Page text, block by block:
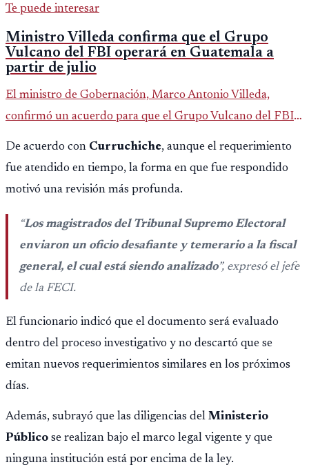
Te puede interesar
Ministro Villeda confirma que el Grupo
Vulcano del FBI operará en Guatemala a
partir de julio
El ministro de Gobernación, Marco Antonio Villeda,
confirmó un acuerdo para que el Grupo Vulcano del FBI
opere en Guatemala a partir de julio, tras un intento
fallido con la administración anterior del Ministerio
Público.
De acuerdo con Curruchiche, aunque el requerimiento
fue atendido en tiempo, la forma en que fue respondido
motivó una revisión más profunda.
“Los magistrados del Tribunal Supremo Electoral
enviaron un oficio desafiante y temerario a la fiscal
general, el cual está siendo analizado”, expresó el jefe
de la FECI.
El funcionario indicó que el documento será evaluado
dentro del proceso investigativo y no descartó que se
emitan nuevos requerimientos similares en los próximos
días.
Además, subrayó que las diligencias del Ministerio
Público se realizan bajo el marco legal vigente y que
ninguna institución está por encima de la ley.